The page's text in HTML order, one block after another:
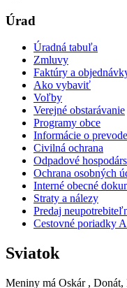
Úrad
Úradná tabuľa
Zmluvy
Faktúry a
Ako vybaviť
Voľby
Verejné obstarávanie
Programy obce
Informácie o
Civilná ochrana
Odpadové
Ochrana osobných
Interné obecné
Straty a nálezy
Predaj
Cestovné poriadky
Sviatok
Meniny má Oskár ,